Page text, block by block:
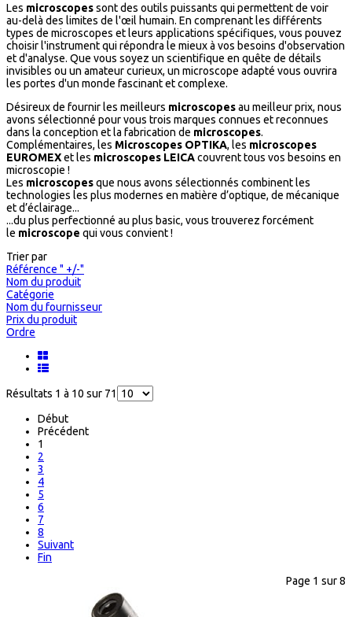
Les microscopessont des outils puissants qui permettent de voir
au-delà des limites de l'œil humain. En comprenant les différents
types de microscopes et leurs applications spécifiques, vous pouvez
choisir l'instrument qui répondra le mieux à vos besoins d'observation
et d'analyse. Que vous soyez un scientifique en quête de détails
invisibles ou un amateur curieux, un microscope adapté vous ouvrira
les portes d'un monde fascinant et complexe.
Désireux de fournir les meilleurs microscopesau meilleur prix, nous
avons sélectionné pour vous trois marques connues et reconnues
dans la conception et la fabrication de microscopes.
Complémentaires, les Microscopes OPTIKA, les microscopes
EUROMEXet les microscopes LEICAcouvrent tous vos besoins en
microscopie !
Les microscopesque nous avons sélectionnés combinent les
technologies les plus modernes en matière d’optique, de mécanique
et d’éclairage...
...du plus perfectionné au plus basic, vous trouverez forcément
le microscope qui vous convient !
Trier par
Référence " +/-"
Nom du produit
Catégorie
Nom du fournisseur
Prix du produit
Ordre
Résultats 1 à 10 sur 71
Début
Précédent
1
2
3
4
5
6
7
8
Suivant
Fin
Page 1 sur 8